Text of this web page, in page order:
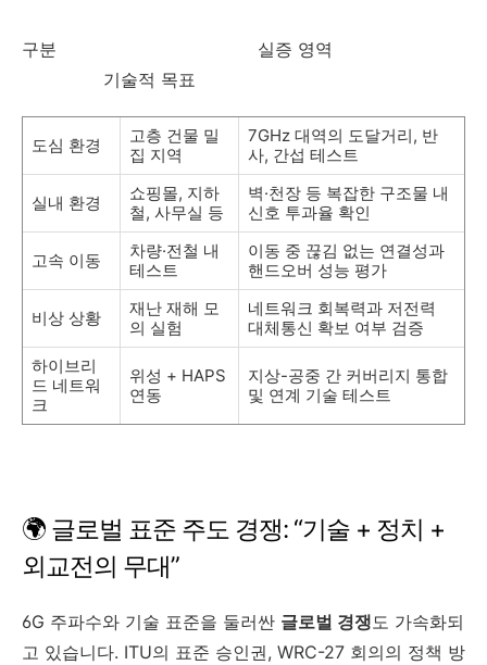
구분 실증 영역
기술적 목표
도심 환경
고층 건물 밀
집 지역
7GHz 대역의 도달거리, 반
사, 간섭 테스트
실내 환경
쇼핑몰, 지하
철, 사무실 등
벽·천장 등 복잡한 구조물 내
신호 투과율 확인
고속 이동
차량·전철 내
테스트
이동 중 끊김 없는 연결성과
핸드오버 성능 평가
비상 상황
재난 재해 모
의 실험
네트워크 회복력과 저전력
대체통신 확보 여부 검증
하이브리
드 네트워
크
위성 + HAPS
연동
지상-공중 간 커버리지 통합
및 연계 기술 테스트
🌍 글로벌 표준 주도 경쟁: “기술 + 정치 +
외교전의 무대”
6G 주파수와 기술 표준을 둘러싼 글로벌 경쟁 도 가속화되
고 있습니다. ITU의 표준 승인권, WRC-27 회의의 정책 방